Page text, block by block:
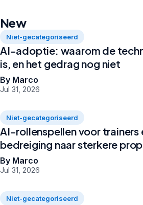
New
Niet-gecategoriseerd
AI-adoptie: waarom de
is, en het gedrag nog niet
By Marco
Jul 31, 2026
Niet-gecategoriseerd
AI-rollenspellen voor trainers
bedreiging naar sterkere
By Marco
Jul 31, 2026
Niet-gecategoriseerd